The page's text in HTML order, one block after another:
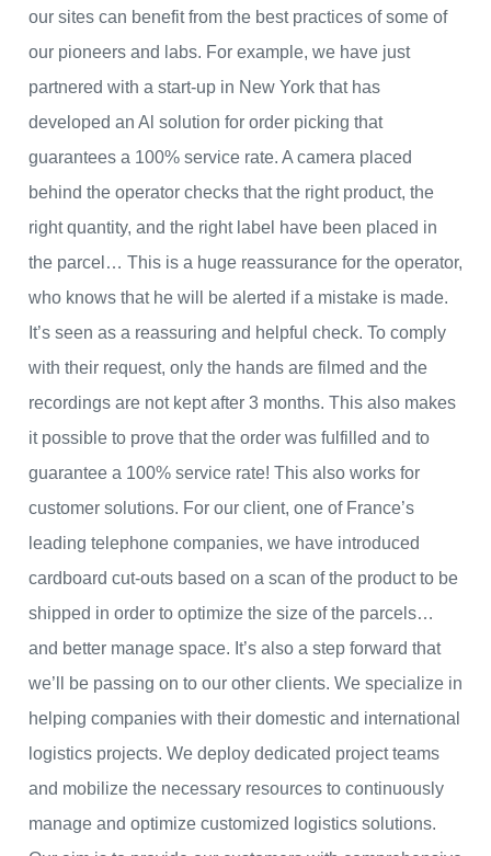
our sites can benefit from the best practices of some of
our pioneers and labs. For example, we have just
partnered with a start-up in New York that has
developed an Al solution for order picking that
guarantees a 100% service rate. A camera placed
behind the operator checks that the right product, the
right quantity, and the right label have been placed in
the parcel… This is a huge reassurance for the operator,
who knows that he will be alerted if a mistake is made.
It’s seen as a reassuring and helpful check. To comply
with their request, only the hands are filmed and the
recordings are not kept after 3 months. This also makes
it possible to prove that the order was fulfilled and to
guarantee a 100% service rate! This also works for
customer solutions. For our client, one of France’s
leading telephone companies, we have introduced
cardboard cut-outs based on a scan of the product to be
shipped in order to optimize the size of the parcels…
and better manage space. It’s also a step forward that
we’ll be passing on to our other clients. We specialize in
helping companies with their domestic and international
logistics projects. We deploy dedicated project teams
and mobilize the necessary resources to continuously
manage and optimize customized logistics solutions.